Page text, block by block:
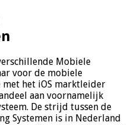
Mobiele
voor de mobiele
het iOS marktleider
aan voornamelijk
De strijd tussen de
Systemen is in Nederland